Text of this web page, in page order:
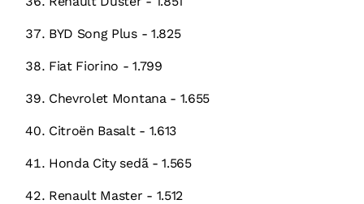
BYD Song Plus - 1.825
Fiat Fiorino - 1.799
Chevrolet Montana - 1.655
Citroën Basalt - 1.613
Honda City sedã - 1.565
Renault Master - 1.512